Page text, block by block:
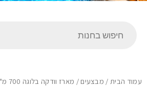
עמוד הבית/ מבצעים / מארז וודקה בלוגה 700 מ"ל